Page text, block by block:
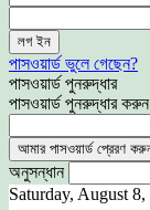
পাসওয়ার্ড ভুলে গেছেন?
পাসওয়ার্ড পুনরুদ্ধার
পাসওয়ার্ড পুনরুদ্ধার করুন
অনুসন্ধান
Saturday, August